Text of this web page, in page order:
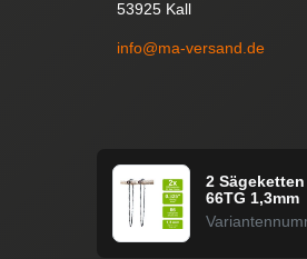
53925 Kall
info@ma-versand.de
2
66TG 1,3mm